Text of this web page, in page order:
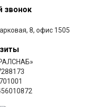
звонок
8, офис 1505